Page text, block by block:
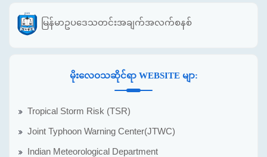
မြန်မာဥပဒေသတင်းအချက်အလက်စနစ်
မိုးလေဝသဆိုင်ရာ WEBSITE မျာ:
Tropical Storm Risk (TSR)
Joint Typhoon Warning Center(JTWC)
Indian Meteorological Department